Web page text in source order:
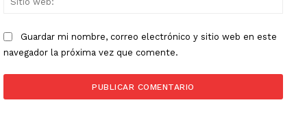
Guardar mi nombre, correo electrónico y sitio web en este
navegador la próxima vez que comente.